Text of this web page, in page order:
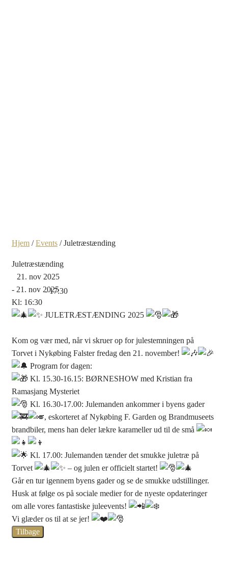
Hjem /Events /Juletræstænding
Juletræstænding
21. nov 2025
- 21. nov 2025
Kl: 16:30
- 17:30
JULETRÆSTÆNDING 2025
Kom og vær med, når vi skruer op for julestemningen på
Torvet i Nykøbing Falster fredag den 21. november!
Program for dagen:
Kl. 15.30-16.15: BØRNESHOW med Kristian fra
Ramasjang Mysteriet
Kl. 16.30-17.00: Julemanden ankommer i byens gader
, eskorteret af Nykøbing F. Garden og Brandmuseets
brandbiler, mens han deler lækre karameller ud til de små
Kl. 17.00: Julemanden tænder det smukke juletræ på
Torvet
– og julen er officielt startet!
Går en tur igennem byens gader og se de smukke udstillinger.
Husk at følge os på sociale medier for de nyeste opdateringer
om alle vores fantastiske juleevents!
Vi glæder os til at se jer!
Tilbage